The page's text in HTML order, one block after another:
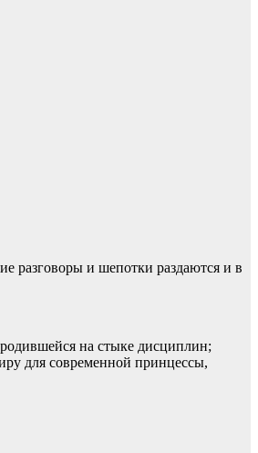
разговоры и шепотки раздаются и в
на стыке дисциплин;
для современной принцессы,